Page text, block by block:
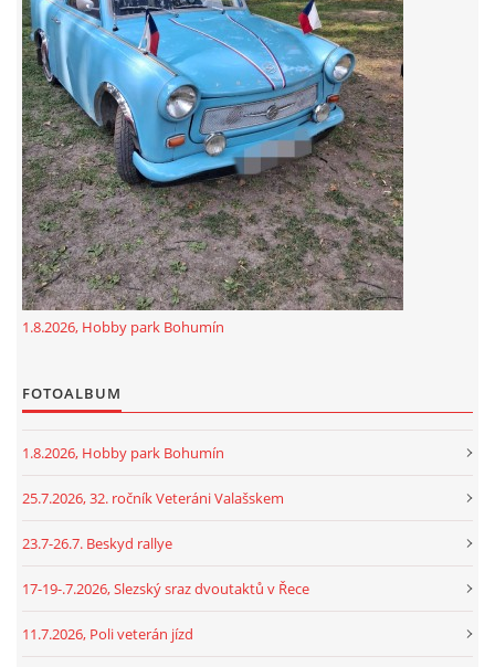
GDPR
oldfiatclub@seznam.cz |RSS
1.8.2026, Hobby park Bohumín
FOTOALBUM
1.8.2026, Hobby park Bohumín
25.7.2026, 32. ročník Veteráni Valašskem
23.7-26.7. Beskyd rallye
17-19-.7.2026, Slezský sraz dvoutaktů v Řece
11.7.2026, Poli veterán jízd